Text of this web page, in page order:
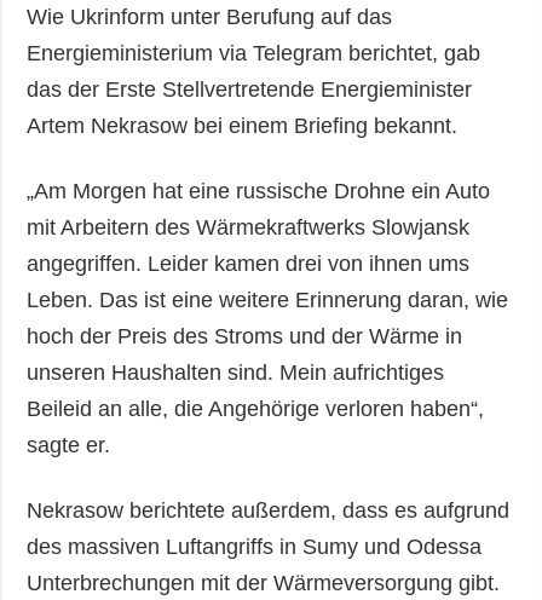
Wie Ukrinform unter Berufung auf das
Energieministerium via Telegram berichtet, gab
das der Erste Stellvertretende Energieminister
Artem Nekrasow bei einem Briefing bekannt.
„Am Morgen hat eine russische Drohne ein Auto
mit Arbeitern des Wärmekraftwerks Slowjansk
angegriffen. Leider kamen drei von ihnen ums
Leben. Das ist eine weitere Erinnerung daran, wie
hoch der Preis des Stroms und der Wärme in
unseren Haushalten sind. Mein aufrichtiges
Beileid an alle, die Angehörige verloren haben“,
sagte er.
Nekrasow berichtete außerdem, dass es aufgrund
des massiven Luftangriffs in Sumy und Odessa
Unterbrechungen mit der Wärmeversorgung gibt.